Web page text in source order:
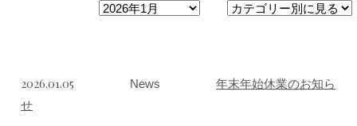
2026.01.05 News
年末年始休業のお知ら
せ